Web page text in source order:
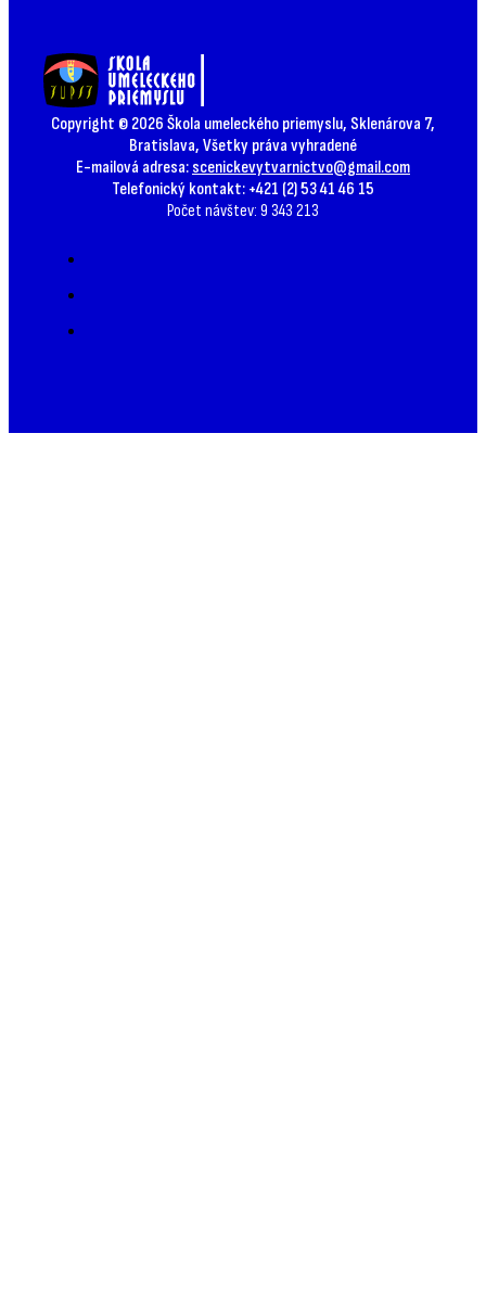
Copyright © 2026 Škola umeleckého priemyslu, Sklenárova 7,
Bratislava, Všetky práva vyhradené
E-mailová adresa: scenickevytvarnictvo@gmail.com
Telefonický kontakt: +421 (2) 53 41 46 15
Počet návštev: 9 343 213